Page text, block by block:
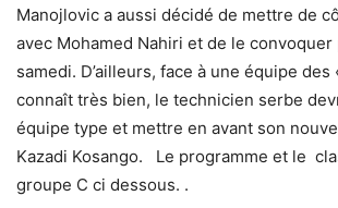
Manojlovic a aussi décidé de mettre de
avec Mohamed Nahiri et de le
samedi. D’ailleurs, face à une équipe des
connaît très bien, le technicien serbe
équipe type et mettre en avant son
Kazadi Kosango. Le programme et le
groupe C ci dessous. .